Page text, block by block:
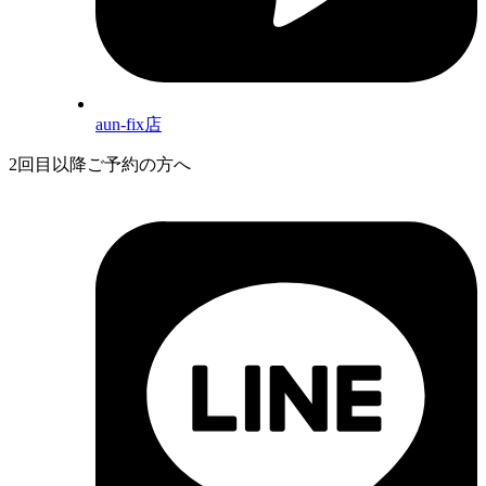
aun-fix店
2回目以降ご予約の方へ